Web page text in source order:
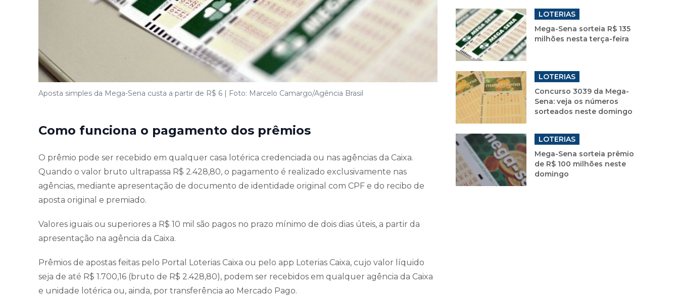
Aposta simples da Mega-Sena custa a partir de R$ 6 | Foto: Marcelo Camargo/Agência Brasil
Como funciona o pagamento dos prêmios
O prêmio pode ser recebido em qualquer casa lotérica credenciada ou nas agências da Caixa.
Quando o valor bruto ultrapassa R$ 2.428,80, o pagamento é realizado exclusivamente nas
agências, mediante apresentação de documento de identidade original com CPF e do recibo de
aposta original e premiado.
Valores iguais ou superiores a R$ 10 mil são pagos no prazo mínimo de dois dias úteis, a partir da
apresentação na agência da Caixa.
Prêmios de apostas feitas pelo Portal Loterias Caixa ou pelo app Loterias Caixa, cujo valor líquido
seja de até R$ 1.700,16 (bruto de R$ 2.428,80), podem ser recebidos em qualquer agência da Caixa
e unidade lotérica ou, ainda, por transferência ao Mercado Pago.
LOTERIAS
Mega-Sena sorteia R$ 135
milhões nesta terça-feira
LOTERIAS
Concurso 3039 da Mega-
Sena: veja os números
sorteados neste domingo
LOTERIAS
Mega-Sena sorteia prêmio
de R$ 100 milhões neste
domingo